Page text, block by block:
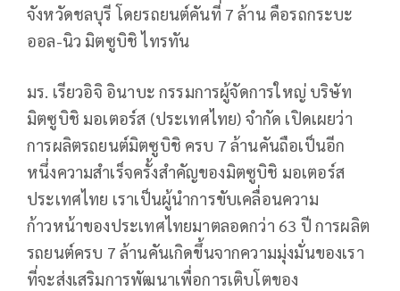
จังหวัดชลบุรี โดยรถยนต์คันที่ 7 ล้าน คือรถกระบะ
ออล-นิว มิตซูบิชิ ไทรทัน
มร. เรียวอิจิ อินาบะ กรรมการผู้จัดการใหญ่ บริษัท
มิตซูบิชิ มอเตอร์ส (ประเทศไทย) จำกัด เปิดเผยว่า
การผลิตรถยนต์มิตซูบิชิ ครบ 7 ล้านคันถือเป็นอีก
หนึ่งความสำเร็จครั้งสำคัญของมิตซูบิชิ มอเตอร์ส
ประเทศไทย เราเป็นผู้นำการขับเคลื่อนความ
ก้าวหน้าของประเทศไทยมาตลอดกว่า 63 ปี การผลิต
รถยนต์ครบ 7 ล้านคันเกิดขึ้นจากความมุ่งมั่นของเรา
ที่จะส่งเสริมการพัฒนาเพื่อการเติบโตของ